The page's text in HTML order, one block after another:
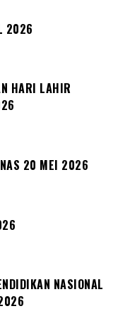
2026
HARI LAHIR
20 MEI 2026
NASIONAL